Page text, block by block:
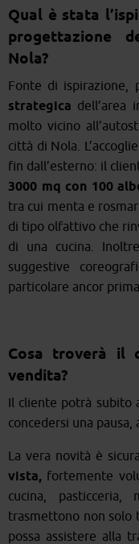
Qual è stata
progettazione
Nola?
Fonte di
strategica dell’area
molto vicino
città di Nola.
fin dall’esterno: il
3000 mq con 100
tra cui menta e
di tipo olfattivo che
di una cucina.
suggestive
particolare ancor
Cosa troverà il
vendita?
Il cliente potrà subito
concedersi una pausa,
La vera novità è
vista, fortemente
cucina, pasticceria,
trasmettono non solo
possa assistere alla